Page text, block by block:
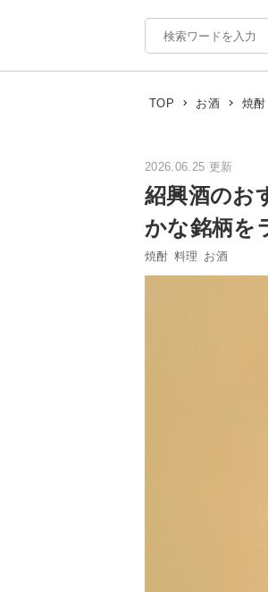
TOP お酒 焼酎
2026.06.25 更新
紹興酒のお
かな銘柄を
焼酎 料理 お酒